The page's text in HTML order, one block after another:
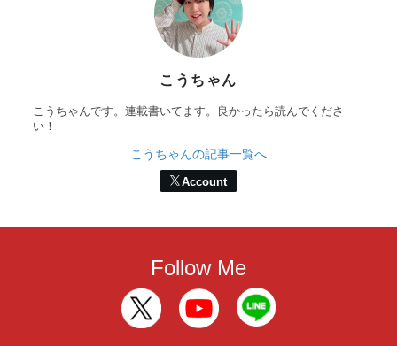
こうちゃん
こうちゃんです。連載書いてます。良かったら読んでくださ
い！
こうちゃんの記事一覧へ
Account
Follow Me